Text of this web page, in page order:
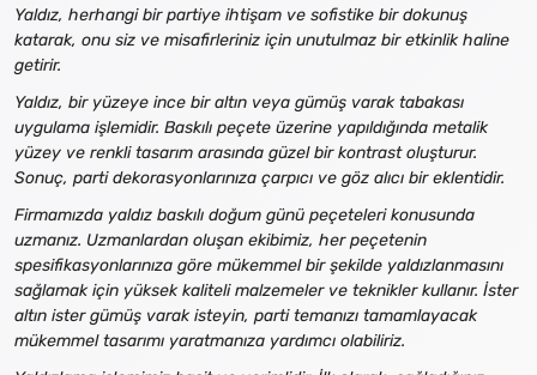
Yaldız, herhangi bir partiye ihtişam ve sofistike bir dokunuş
katarak, onu siz ve misafirleriniz için unutulmaz bir etkinlik haline
getirir.
Yaldız, bir yüzeye ince bir altın veya gümüş varak tabakası
uygulama işlemidir. Baskılı peçete üzerine yapıldığında metalik
yüzey ve renkli tasarım arasında güzel bir kontrast oluşturur.
Sonuç, parti dekorasyonlarınıza çarpıcı ve göz alıcı bir eklentidir.
Firmamızda yaldız baskılı doğum günü peçeteleri konusunda
uzmanız. Uzmanlardan oluşan ekibimiz, her peçetenin
spesifikasyonlarınıza göre mükemmel bir şekilde yaldızlanmasını
sağlamak için yüksek kaliteli malzemeler ve teknikler kullanır. İster
altın ister gümüş varak isteyin, parti temanızı tamamlayacak
mükemmel tasarımı yaratmanıza yardımcı olabiliriz.